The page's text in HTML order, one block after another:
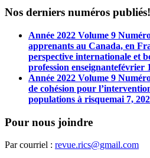
Nos derniers numéros publiés!
Année 2022 Volume 9
apprenants au Canada, en
perspective internationale et
profession enseignantefévrier
Année 2022 Volume 9
de cohésion pour
populations à risquemai 7,
Pour nous joindre
Par courriel : revue.rics@gmail.com